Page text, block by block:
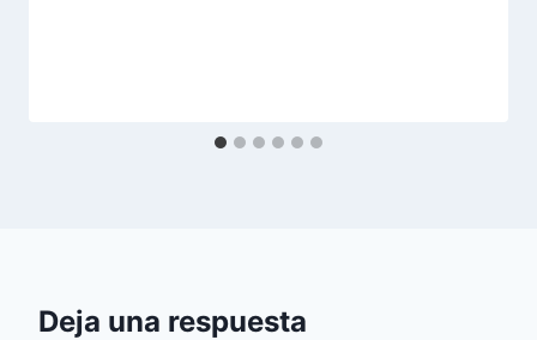
Deja una respuesta